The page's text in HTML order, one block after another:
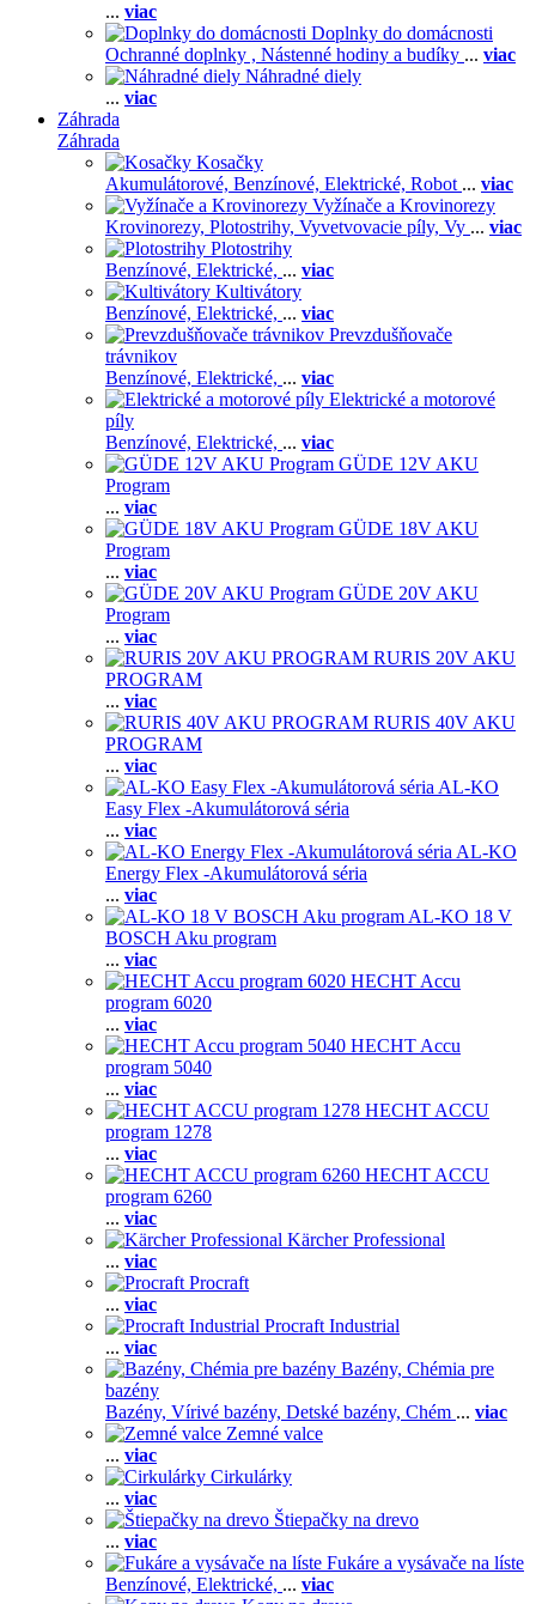
... viac
Doplnky do domácnosti
Ochranné doplnky , Nástenné hodiny a budíky ... viac
Náhradné diely
... viac
Záhrada
Záhrada
Kosačky
Akumulátorové, Benzínové, Elektrické, Robot ... viac
Vyžínače a Krovinorezy
Krovinorezy, Plotostrihy, Vyvetvovacie píly, Vy ... viac
Plotostrihy
Benzínové, Elektrické, ... viac
Kultivátory
Benzínové, Elektrické, ... viac
Prevzdušňovače
trávnikov
Benzínové, Elektrické, ... viac
Elektrické a motorové
píly
Benzínové, Elektrické, ... viac
GÜDE 12V AKU
Program
... viac
GÜDE 18V AKU
Program
... viac
GÜDE 20V AKU
Program
... viac
RURIS 20V AKU
PROGRAM
... viac
RURIS 40V AKU
PROGRAM
... viac
AL-KO
Easy Flex -Akumulátorová séria
... viac
AL-KO
Energy Flex -Akumulátorová séria
... viac
AL-KO 18 V
BOSCH Aku program
... viac
HECHT Accu
program 6020
... viac
HECHT Accu
program 5040
... viac
HECHT ACCU
program 1278
... viac
HECHT ACCU
program 6260
... viac
Kärcher Professional
... viac
Procraft
... viac
Procraft Industrial
... viac
Bazény, Chémia pre
bazény
Bazény, Vírivé bazény, Detské bazény, Chém ... viac
Zemné valce
... viac
Cirkulárky
... viac
Štiepačky na drevo
... viac
Fukáre a vysávače na líste
Benzínové, Elektrické, ... viac